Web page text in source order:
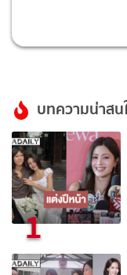
บทความน่าสน
1